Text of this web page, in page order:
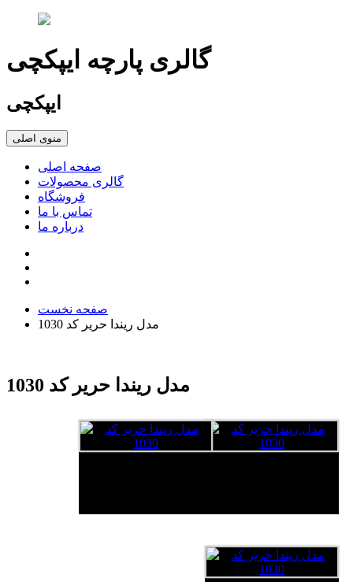
گالری پارچه ایپکچی
ایپکچی
منوی اصلی
صفحه اصلی
گالری محصولات
فروشگاه
تماس با ما
درباره ما
صفحه نخست
مدل ریندا حریر کد 1030
مدل ریندا حریر کد 1030